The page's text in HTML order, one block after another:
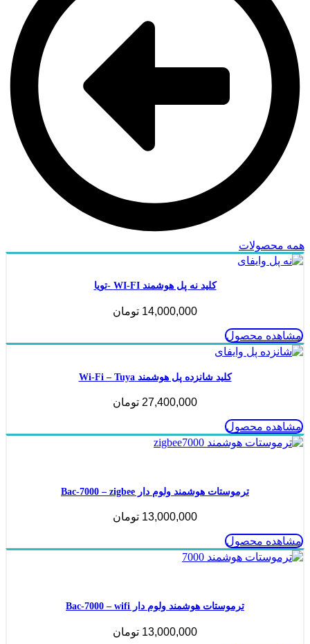
همه محصولات
کلید نه پل هوشمند WI-FI -تویا
14,000,000 تومان
مشاهده محصول
کلید شانزده پل هوشمند Wi-Fi – Tuya
27,400,000 تومان
مشاهده محصول
ترموستات هوشمند ولوم دار Bac-7000 – zigbee
13,000,000 تومان
مشاهده محصول
ترموستات هوشمند ولوم دار Bac-7000 – wifi
13,000,000 تومان